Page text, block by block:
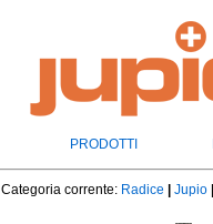
PRODOTTI
Categoria corrente: Radice Jupio